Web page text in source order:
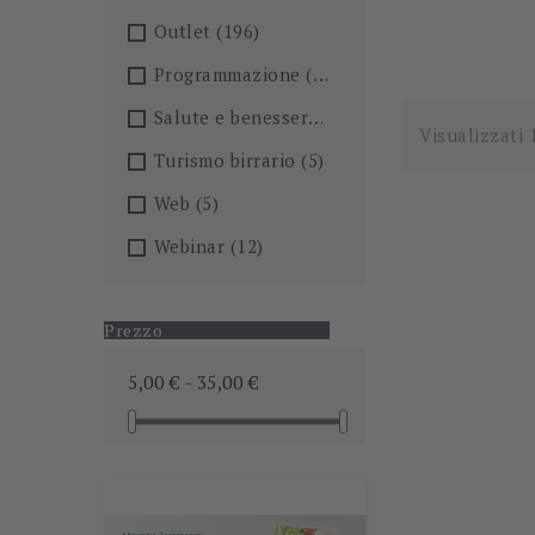
Outlet (196)
Programmazione (26)
Salute e benessere
Turismo birrario (5)
Web (5)
Webinar (12)
Prezzo
5,00 € - 35,00 €
Visualizzati